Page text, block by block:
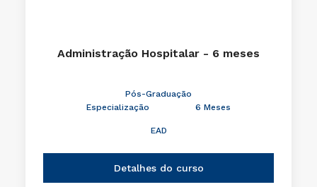
Administração Hospitalar - 6 meses
Pós-Graduação
Especialização
6 Meses
EAD
Detalhes do curso